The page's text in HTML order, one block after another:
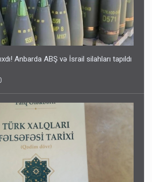
Anbarda ABŞ və İsrail silahları tapıldı